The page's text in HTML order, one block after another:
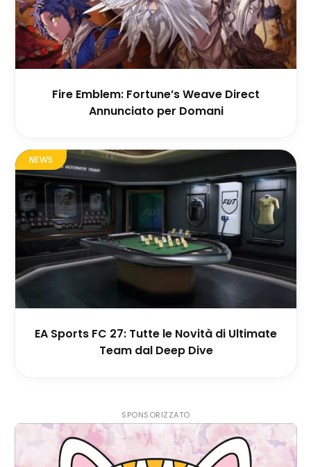
Fire Emblem: Fortune’s Weave Direct
Annunciato per Domani
NEWS
EA Sports FC 27: Tutte le Novità di Ultimate
Team dal Deep Dive
SPONSORIZZATO